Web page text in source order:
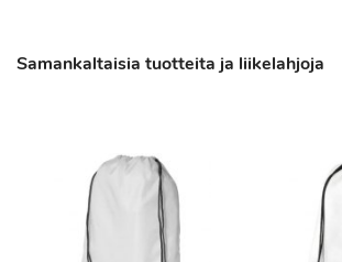
Samankaltaisia tuotteita ja liikelahjoja